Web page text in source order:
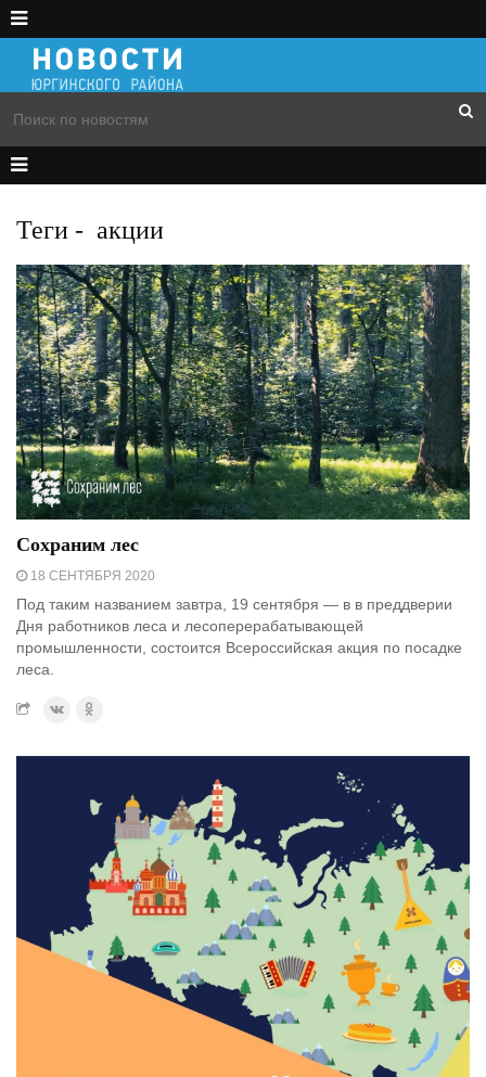
Теги - акции
Сохраним лес
18 СЕНТЯБРЯ 2020
Под таким названием завтра, 19 сентября — в в преддверии
Дня работников леса и лесоперерабатывающей
промышленности, состоится Всероссийская акция по посадке
леса.